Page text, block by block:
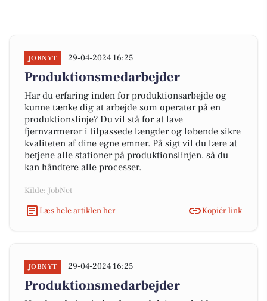
JOBNYT 29-04-2024 16:25
Produktionsmedarbejder
Har du erfaring inden for produktionsarbejde og
kunne tænke dig at arbejde som operatør på en
produktionslinje? Du vil stå for at lave
fjernvarmerør i tilpassede længder og løbende sikre
kvaliteten af dine egne emner. På sigt vil du lære at
betjene alle stationer på produktionslinjen, så du
kan håndtere alle processer.
Kilde: JobNet
Læs hele artiklen her
Kopiér link
JOBNYT 29-04-2024 16:25
Produktionsmedarbejder